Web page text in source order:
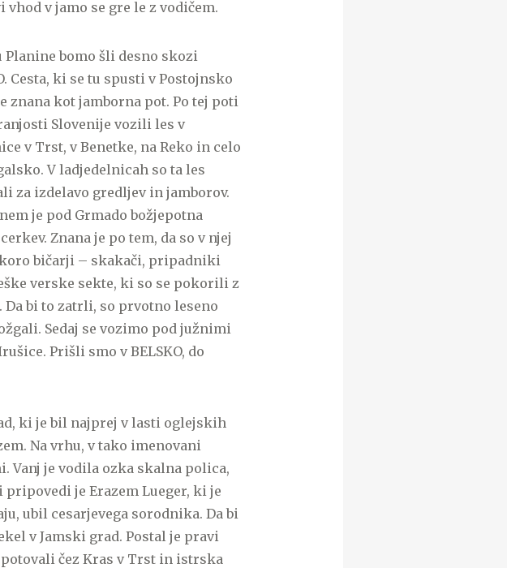
v jamo se gre le z vodičem.
Planine bomo šli desno skozi
Cesta, ki se tu spusti v Postojnsko
znana kot jamborna pot. Po tej poti
Slovenije vozili les v
v Trst, v Benetke, na Reko in celo
V ladjedelnicah so ta les
za izdelavo gredljev in jamborov.
je pod Grmado božjepotna
Znana je po tem, da so v njej
bičarji – skakači, pripadniki
verske sekte, ki so se pokorili z
Da bi to zatrli, so prvotno leseno
Sedaj se vozimo pod južnimi
Prišli smo v BELSKO, do
ki je bil najprej v lasti oglejskih
Na vrhu, v tako imenovani
Vanj je vodila ozka skalna polica,
je Erazem Lueger, ki je
ubil cesarjevega sorodnika. Da bi
v Jamski grad. Postal je pravi
čez Kras v Trst in istrska